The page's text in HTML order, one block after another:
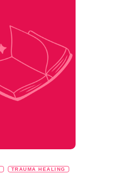
TRAUMA HEALING